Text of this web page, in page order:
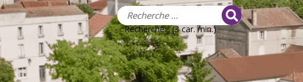
Recherche... (3 car. min.)